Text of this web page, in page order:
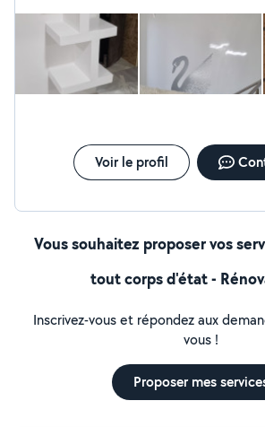
Voir le profil
Vous souhaitez proposer vos
tout corps d'état -
Inscrivez-vous et répondez aux
vous !
Proposer mes